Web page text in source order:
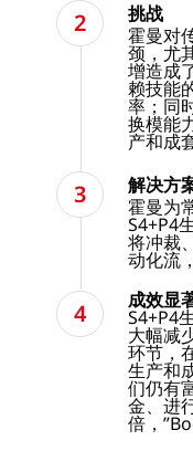
挑战
霍曼对
颈，尤
增造成
赖技能
率；同
换模能
产和成
解决方
霍曼为
S4+P4
将冲裁
动化流
成效显
S4+P4
大幅减
环节，
生产和
们仍有
金、进
倍，